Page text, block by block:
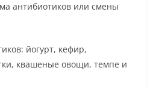
антибиотиков или смены
йогурт, кефир,
квашеные овощи, темпе и